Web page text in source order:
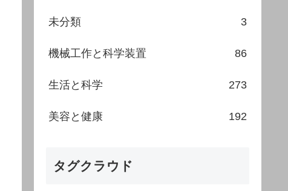
未分類 3
機械工作と科学装置 86
生活と科学 273
美容と健康 192
タグクラウド